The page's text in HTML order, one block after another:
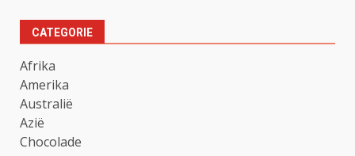
CATEGORIE
Afrika
Amerika
Australië
Azië
Chocolade